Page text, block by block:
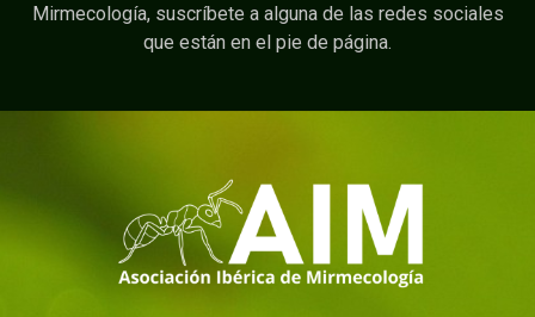
Mirmecología, suscríbete a alguna de las redes sociales
que están en el pie de página.